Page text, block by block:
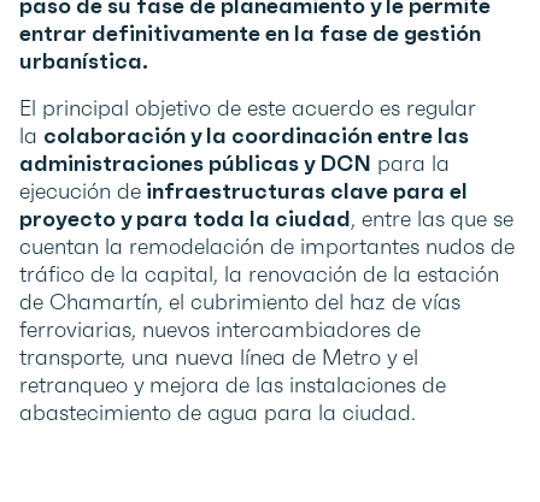
entrar definitivamente en la fase de gestión
urbanística.
El principal objetivo de este acuerdo es regular
la colaboración y la coordinación entre las
administraciones públicas y DCN para la
ejecución de infraestructuras clave para el
proyecto y para toda la ciudad, entre las que se
cuentan la remodelación de importantes nudos de
tráfico de la capital, la renovación de la estación
de Chamartín, el cubrimiento del haz de vías
ferroviarias, nuevos intercambiadores de
transporte, una nueva línea de Metro y el
retranqueo y mejora de las instalaciones de
abastecimiento de agua para la ciudad.